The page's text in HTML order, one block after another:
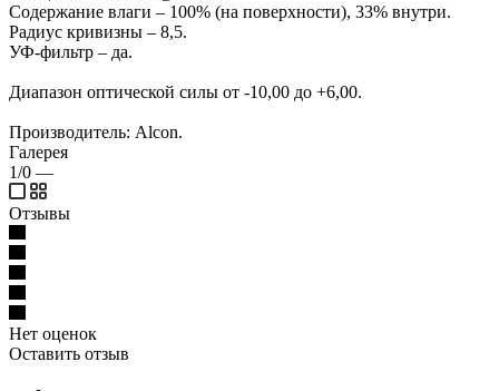
Содержание влаги – 100% (на поверхности), 33% внутри.
Радиус кривизны – 8,5.
УФ-фильтр – да.
Диапазон оптической силы от -10,00 до +6,00.
Производитель: Alcon.
Галерея
1/0 —
Отзывы
Нет оценок
Оставить отзыв